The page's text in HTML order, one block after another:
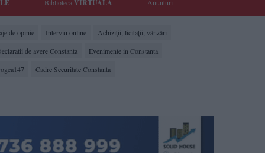
BibliotecaVIRTUALĂ Anunturi
de opinie Interviu online
Achiziții, licitații, vânzări
de avere Constanta
Evenimente in Constanta
Cadre Securitate Constanta